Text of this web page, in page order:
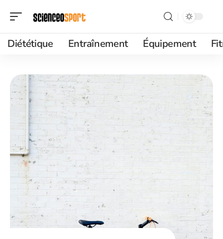
Diététique Entraînement Équipement